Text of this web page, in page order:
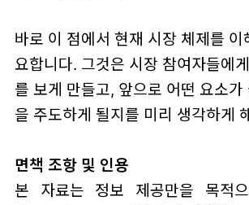
바로 이 점에서 현재 시장 체제를 이
요합니다. 그것은 시장 참여자들에
를 보게 만들고, 앞으로 어떤 요소가
을 주도하게 될지를 미리 생각하게
면책 조항 및 인용
본 자료는 정보 제공만을 목적